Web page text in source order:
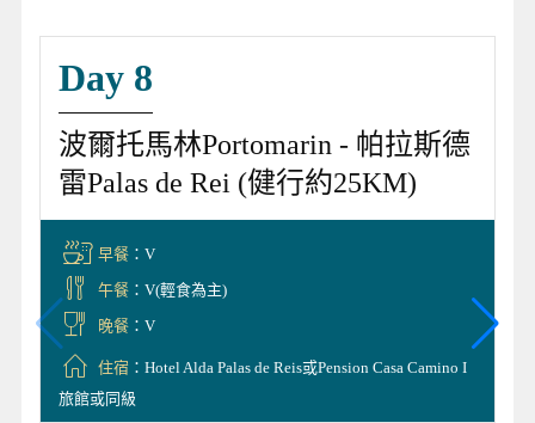
Day 8
波爾托馬林Portomarin - 帕拉斯德
雷Palas de Rei (健行約25KM)
早餐：V
午餐：V(輕食為主)
晚餐：V
住宿：Hotel Alda Palas de Reis或Pension Casa Camino I
旅館或同級